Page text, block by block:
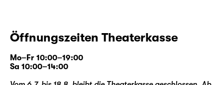
Öffnungszeiten Theaterkasse
Mo–Fr 10:00–19:00
Sa 10:00–14:00